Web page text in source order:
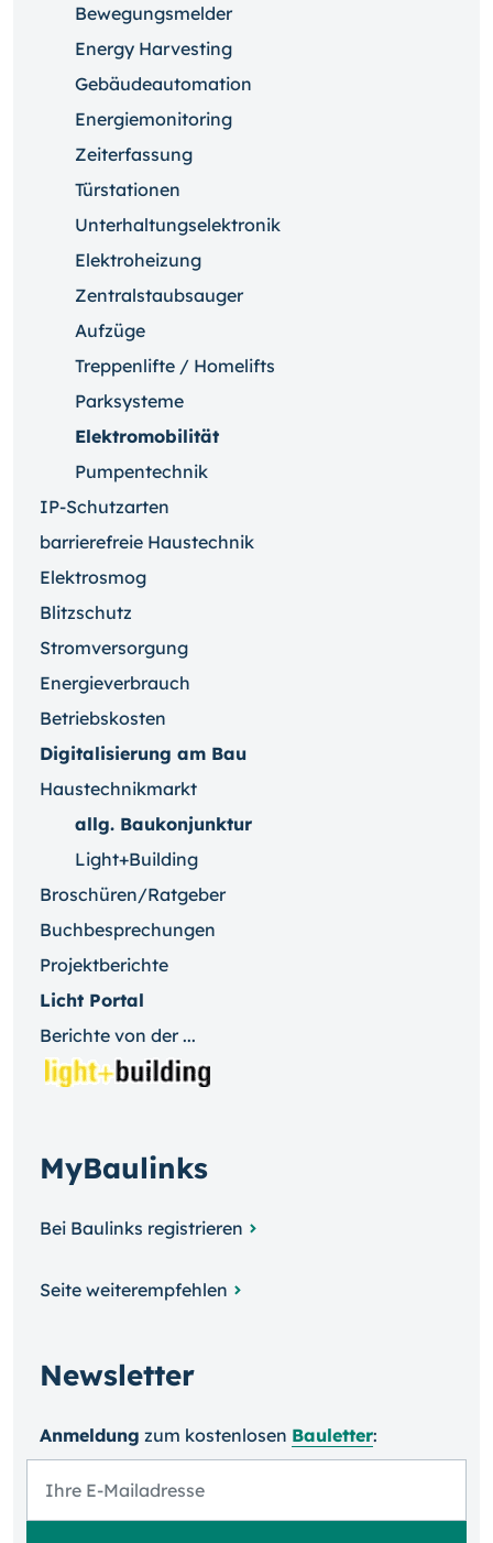
Bewegungsmelder
Energy Harvesting
Gebäudeautomation
Energiemonitoring
Zeiterfassung
Türstationen
Unterhaltungselektronik
Elektroheizung
Zentralstaubsauger
Aufzüge
Treppenlifte / Homelifts
Parksysteme
Elektromobilität
Pumpentechnik
IP-Schutzarten
barrierefreie Haustechnik
Elektrosmog
Blitzschutz
Stromversorgung
Energieverbrauch
Betriebskosten
Digitalisierung am Bau
Haustechnikmarkt
allg. Baukonjunktur
Light+Building
Broschüren/Ratgeber
Buchbesprechungen
Projektberichte
Licht Portal
Berichte von der ...
MyBaulinks
Bei Baulinks registrieren
Seite weiterempfehlen
Newsletter
Anmeldung zum kosten­losen Bauletter: